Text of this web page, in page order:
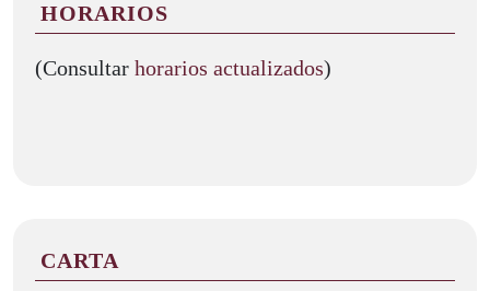
HORARIOS
(Consultar horarios actualizados)
CARTA